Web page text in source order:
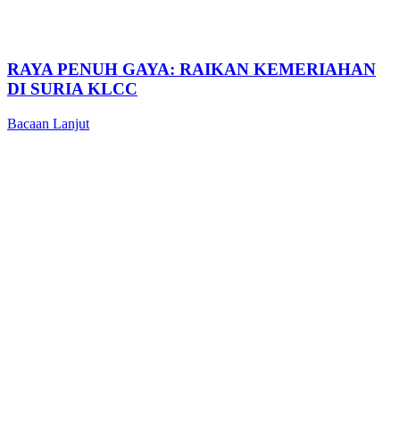
RAYA PENUH GAYA: RAIKAN KEMERIAHAN
DI SURIA KLCC
Bacaan Lanjut